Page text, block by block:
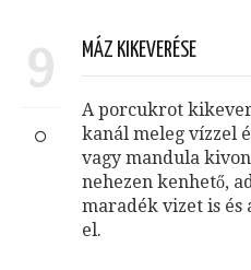
9 MÁZ KIKEVERÉSE
A porcukrot
kanál meleg vízzel
vagy mandula
nehezen kenhető,
maradék vizet is és
el.